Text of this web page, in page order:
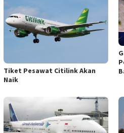
Tiket Pesawat Citilink Akan
Naik